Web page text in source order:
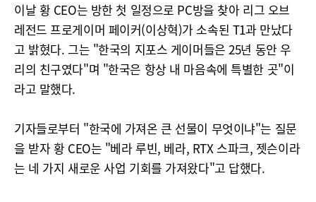
이날 황 CEO는 방한 첫 일정으로 PC방을 찾아 리그 오브
레전드 프로게이머 페이커(이상혁)가 소속된 T1과 만났다
고 밝혔다. 그는 "한국의 지포스 게이머들은 25년 동안 우
리의 친구였다"며 "한국은 항상 내 마음속에 특별한 곳"이
라고 말했다.
기자들로부터 "한국에 가져온 큰 선물이 무엇이냐"는 질문
을 받자 황 CEO는 "베라 루빈, 베라, RTX 스파크, 젯슨이라
는 네 가지 새로운 사업 기회를 가져왔다"고 답했다.